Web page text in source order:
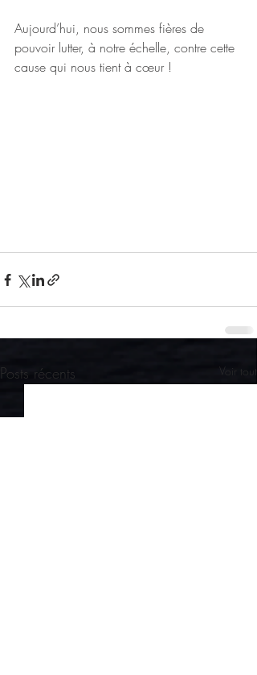
Aujourd’hui, nous sommes fières de
pouvoir lutter, à notre échelle, contre cette
cause qui nous tient à cœur !
Posts récents Voir tout